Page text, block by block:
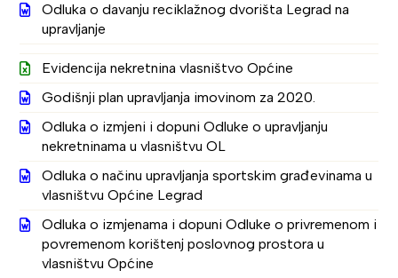
Odluka o davanju reciklažnog dvorišta Legrad na
upravljanje
Evidencija nekretnina vlasništvo Općine
Godišnji plan upravljanja imovinom za 2020.
Odluka o izmjeni i dopuni Odluke o upravljanju
nekretninama u vlasništvu OL
Odluka o načinu upravljanja sportskim građevinama u
vlasništvu Općine Legrad
Odluka o izmjenama i dopuni Odluke o privremenom i
povremenom korištenj poslovnog prostora u
vlasništvu Općine